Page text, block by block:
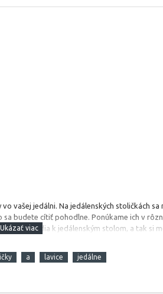
vašej jedálni. Na jedálenských stoličkách sa
budete cítiť pohodlne. Ponúkame ich v
že sa hodia k jedálenským stolom, a tak si
a lavice jedálne